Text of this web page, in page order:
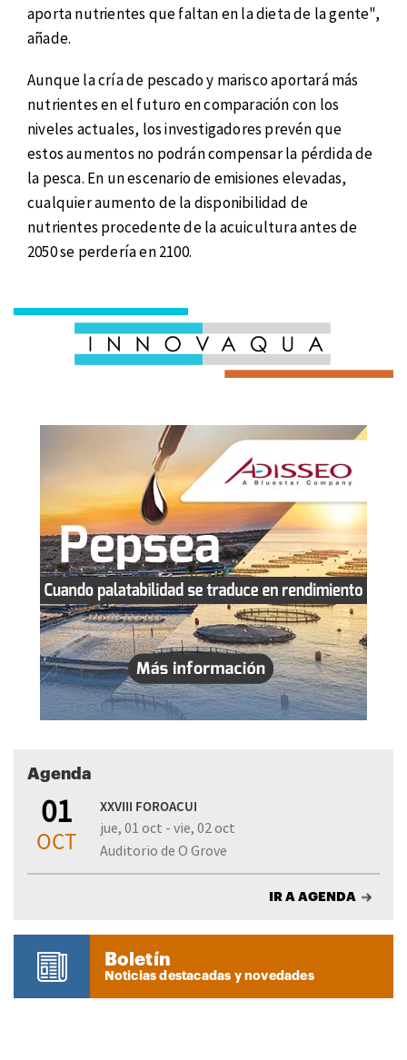
aporta nutrientes que faltan en la dieta de la gente",
añade.
Aunque la cría de pescado y marisco aportará más
nutrientes en el futuro en comparación con los
niveles actuales, los investigadores prevén que
estos aumentos no podrán compensar la pérdida de
la pesca. En un escenario de emisiones elevadas,
cualquier aumento de la disponibilidad de
nutrientes procedente de la acuicultura antes de
2050 se perdería en 2100.
Agenda
01
OCT
XXVIII FOROACUI
jue, 01 oct - vie, 02 oct
Auditorio de O Grove
IR A AGENDA
Boletín
Noticias destacadas y novedades